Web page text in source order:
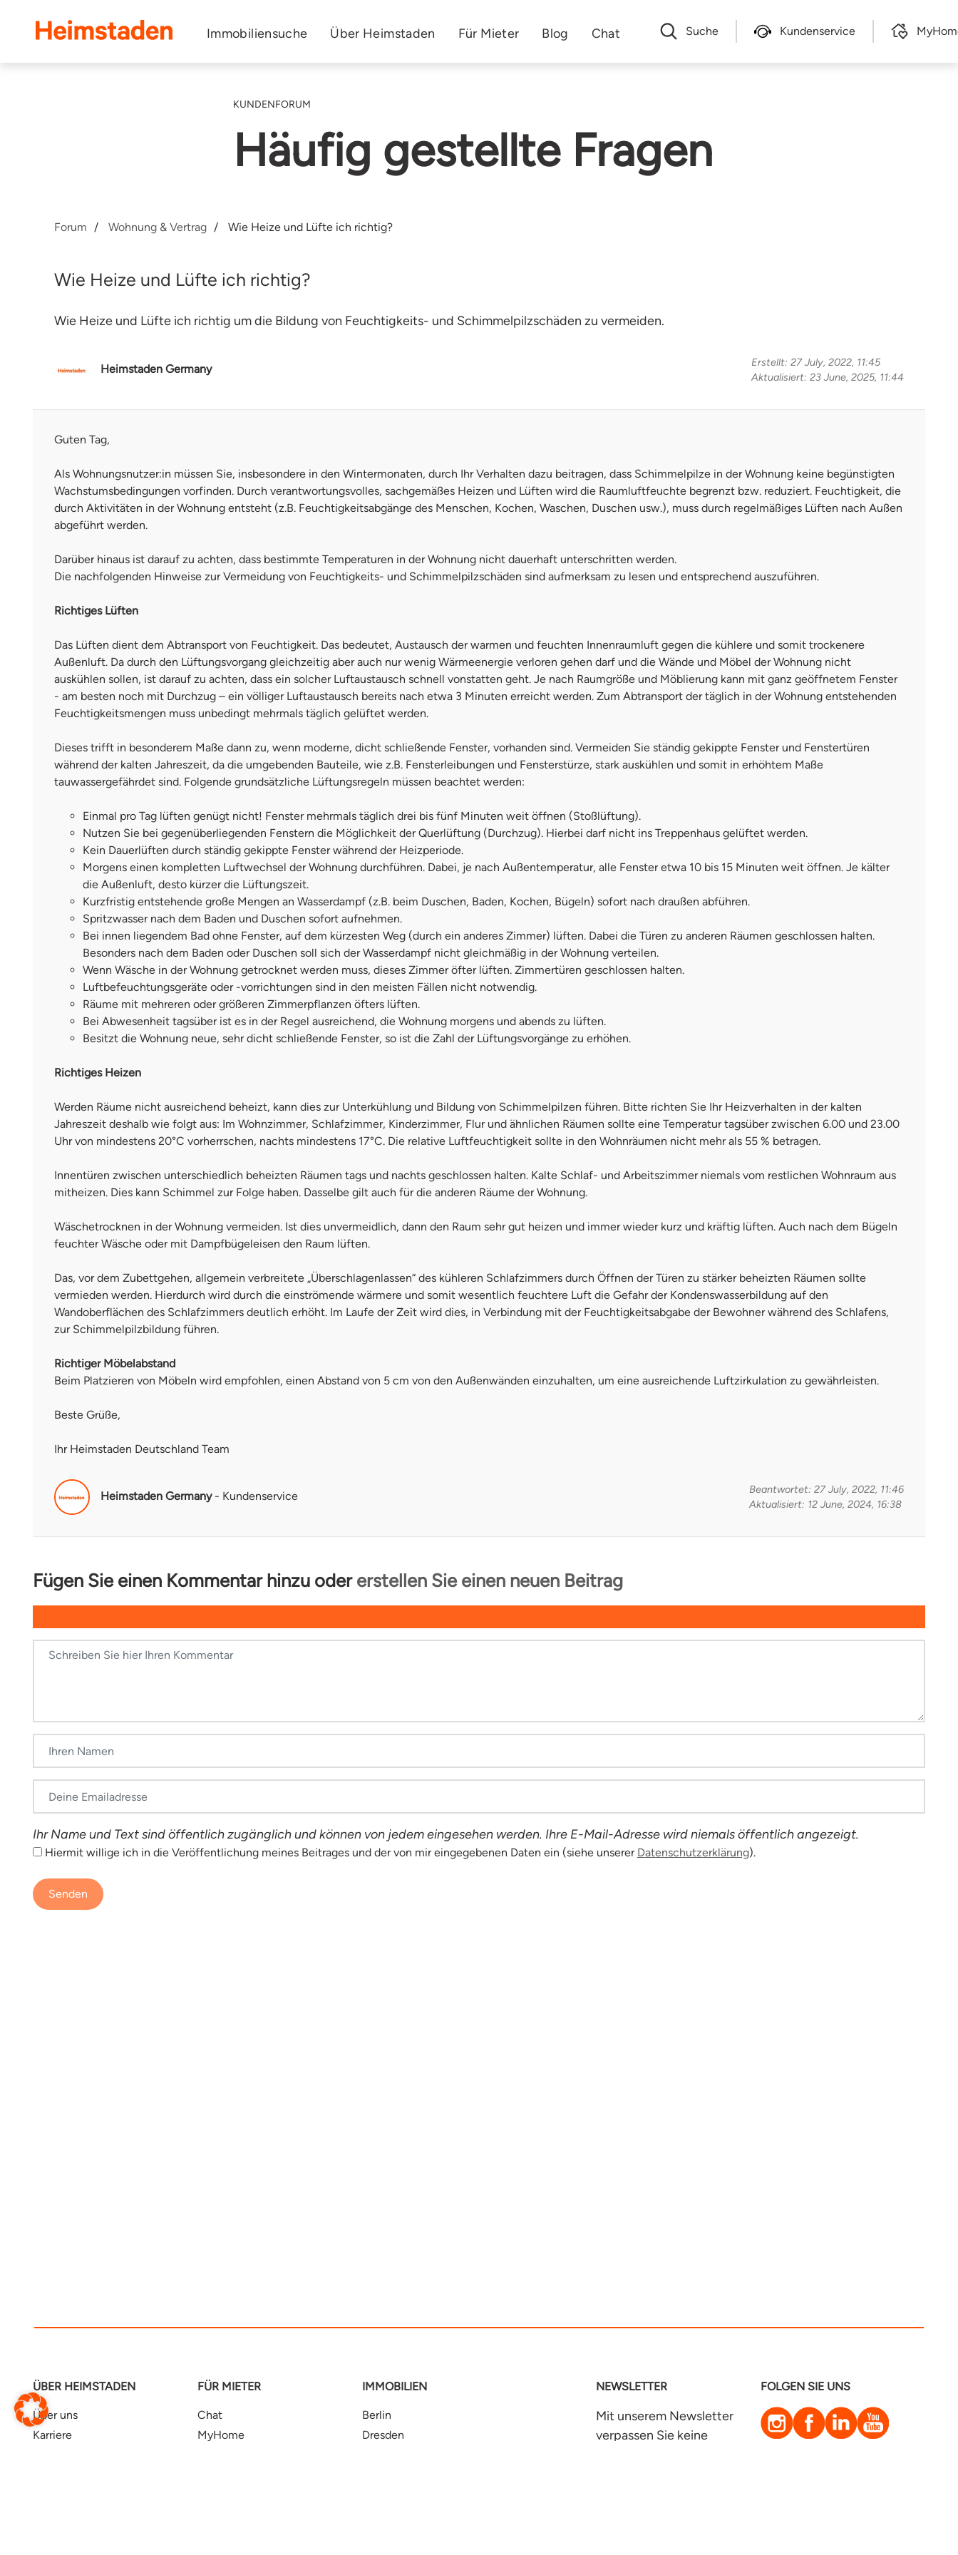
HeimstadenImmobiliensuche Über Heimstaden Für Mieter Blog Chat Suche Kundenservice
KUNDENFORUM
Häufig gestellte Fragen
Forum Wohnung & Vertrag Wie Heize und Lüfte ich richtig?
Wie Heize und Lüfte ich richtig?
Wie Heize und Lüfte ich richtig um die Bildung von Feuchtigkeits- und Schimmelpilzschäden zu vermeiden.
Heimstaden Germany
Erstellt: 27 July, 2022, 11:45
Aktualisiert: 23 June, 2025, 11:44
Guten Tag,
Als Wohnungsnutzer:in müssen Sie, insbesondere in den Wintermonaten, durch Ihr Verhalten dazu beitragen, dass Schimmelpilze in der Wohnung keine begünstigten
Wachstumsbedingungen vorfinden. Durch verantwortungsvolles, sachgemäßes Heizen und Lüften wird die Raumluftfeuchte begrenzt bzw. reduziert. Feuchtigkeit, die
durch Aktivitäten in der Wohnung entsteht (z.B. Feuchtigkeitsabgänge des Menschen, Kochen, Waschen, Duschen usw.), muss durch regelmäßiges Lüften nach Außen
abgeführt werden.
Darüber hinaus ist darauf zu achten, dass bestimmte Temperaturen in der Wohnung nicht dauerhaft unterschritten werden.
Die nachfolgenden Hinweise zur Vermeidung von Feuchtigkeits- und Schimmelpilzschäden sind aufmerksam zu lesen und entsprechend auszuführen.
Richtiges Lüften
Das Lüften dient dem Abtransport von Feuchtigkeit. Das bedeutet, Austausch der warmen und feuchten Innenraumluft gegen die kühlere und somit trockenere
Außenluft. Da durch den Lüftungsvorgang gleichzeitig aber auch nur wenig Wärmeenergie verloren gehen darf und die Wände und Möbel der Wohnung nicht
auskühlen sollen, ist darauf zu achten, dass ein solcher Luftaustausch schnell vonstatten geht. Je nach Raumgröße und Möblierung kann mit ganz geöffnetem Fenster
- am besten noch mit Durchzug – ein völliger Luftaustausch bereits nach etwa 3 Minuten erreicht werden. Zum Abtransport der täglich in der Wohnung entstehenden
Feuchtigkeitsmengen muss unbedingt mehrmals täglich gelüftet werden.
Dieses trifft in besonderem Maße dann zu, wenn moderne, dicht schließende Fenster, vorhanden sind. Vermeiden Sie ständig gekippte Fenster und Fenstertüren
während der kalten Jahreszeit, da die umgebenden Bauteile, wie z.B. Fensterleibungen und Fensterstürze, stark auskühlen und somit in erhöhtem Maße
tauwassergefährdet sind. Folgende grundsätzliche Lüftungsregeln müssen beachtet werden:
Einmal pro Tag lüften genügt nicht! Fenster mehrmals täglich drei bis fünf Minuten weit öffnen (Stoßlüftung).
Nutzen Sie bei gegenüberliegenden Fenstern die Möglichkeit der Querlüftung (Durchzug). Hierbei darf nicht ins Treppenhaus gelüftet werden.
Kein Dauerlüften durch ständig gekippte Fenster während der Heizperiode.
Morgens einen kompletten Luftwechsel der Wohnung durchführen. Dabei, je nach Außentemperatur, alle Fenster etwa 10 bis 15 Minuten weit öffnen. Je kälter
die Außenluft, desto kürzer die Lüftungszeit.
Kurzfristig entstehende große Mengen an Wasserdampf (z.B. beim Duschen, Baden, Kochen, Bügeln) sofort nach draußen abführen.
Spritzwasser nach dem Baden und Duschen sofort aufnehmen.
Bei innen liegendem Bad ohne Fenster, auf dem kürzesten Weg (durch ein anderes Zimmer) lüften. Dabei die Türen zu anderen Räumen geschlossen halten.
Besonders nach dem Baden oder Duschen soll sich der Wasserdampf nicht gleichmäßig in der Wohnung verteilen.
Wenn Wäsche in der Wohnung getrocknet werden muss, dieses Zimmer öfter lüften. Zimmertüren geschlossen halten.
Luftbefeuchtungsgeräte oder -vorrichtungen sind in den meisten Fällen nicht notwendig.
Räume mit mehreren oder größeren Zimmerpflanzen öfters lüften.
Bei Abwesenheit tagsüber ist es in der Regel ausreichend, die Wohnung morgens und abends zu lüften.
Besitzt die Wohnung neue, sehr dicht schließende Fenster, so ist die Zahl der Lüftungsvorgänge zu erhöhen.
Richtiges Heizen
Werden Räume nicht ausreichend beheizt, kann dies zur Unterkühlung und Bildung von Schimmelpilzen führen. Bitte richten Sie Ihr Heizverhalten in der kalten
Jahreszeit deshalb wie folgt aus: Im Wohnzimmer, Schlafzimmer, Kinderzimmer, Flur und ähnlichen Räumen sollte eine Temperatur tagsüber zwischen 6.00 und 23.00
Uhr von mindestens 20°C vorherrschen, nachts mindestens 17°C. Die relative Luftfeuchtigkeit sollte in den Wohnräumen nicht mehr als 55 % betragen.
Innentüren zwischen unterschiedlich beheizten Räumen tags und nachts geschlossen halten. Kalte Schlaf- und Arbeitszimmer niemals vom restlichen Wohnraum aus
mitheizen. Dies kann Schimmel zur Folge haben. Dasselbe gilt auch für die anderen Räume der Wohnung.
Wäschetrocknen in der Wohnung vermeiden. Ist dies unvermeidlich, dann den Raum sehr gut heizen und immer wieder kurz und kräftig lüften. Auch nach dem Bügeln
feuchter Wäsche oder mit Dampfbügeleisen den Raum lüften.
Das, vor dem Zubettgehen, allgemein verbreitete „Überschlagenlassen“ des kühleren Schlafzimmers durch Öffnen der Türen zu stärker beheizten Räumen sollte
vermieden werden. Hierdurch wird durch die einströmende wärmere und somit wesentlich feuchtere Luft die Gefahr der Kondenswasserbildung auf den
Wandoberflächen des Schlafzimmers deutlich erhöht. Im Laufe der Zeit wird dies, in Verbindung mit der Feuchtigkeitsabgabe der Bewohner während des Schlafens,
zur Schimmelpilzbildung führen.
Richtiger Möbelabstand
Beim Platzieren von Möbeln wird empfohlen, einen Abstand von 5 cm von den Außenwänden einzuhalten, um eine ausreichende Luftzirkulation zu gewährleisten.
Beste Grüße,
Ihr Heimstaden Deutschland Team
Heimstaden Germany- Kundenservice
Beantwortet: 27 July, 2022, 11:46
Aktualisiert: 12 June, 2024, 16:38
Fügen Sie einen Kommentar hinzu oder erstellen Sie einen neuen Beitrag
Ihr Name und Text sind öffentlich zugänglich und können von jedem eingesehen werden. Ihre E-Mail-Adresse wird niemals öffentlich angezeigt.
Hiermit willige ich in die Veröffentlichung meines Beitrages und der von mir eingegebenen Daten ein (siehe unserer Datenschutzerklärung).
ÜBER HEIMSTADEN
Über uns
Karriere
FÜR MIETER
Chat
MyHome
IMMOBILIEN
Berlin
Dresden
NEWSLETTER
Mit unserem Newsletter
verpassen Sie keine
FOLGEN SIE UNS
InstagramFacebookLinkedInYouTube